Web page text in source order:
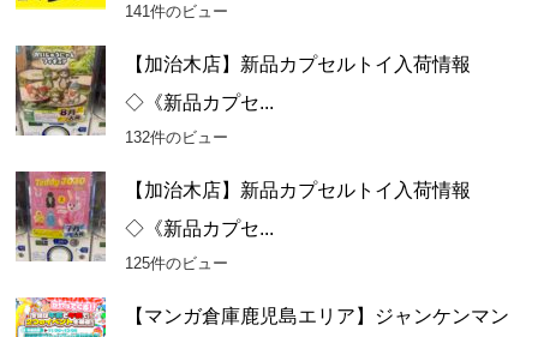
141件のビュー
【加治木店】新品カプセルトイ入荷情報
◇《新品カプセ...
132件のビュー
【加治木店】新品カプセルトイ入荷情報
◇《新品カプセ...
125件のビュー
【マンガ倉庫鹿児島エリア】ジャンケンマン